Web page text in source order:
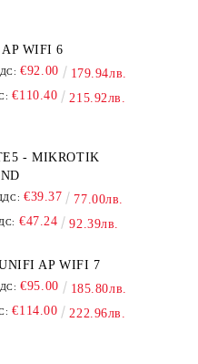
AP WIFI 6
€92.00 179.94лв.
€110.40 215.92лв.
- MIKROTIK
€39.37 77.00лв.
€47.24 92.39лв.
LITE - UNIFI AP WIFI 7
€95.00 185.80лв.
€114.00 222.96лв.